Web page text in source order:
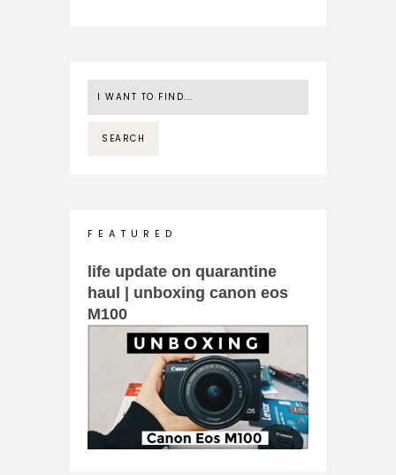
F E A T U R E D
life update on quarantine
haul | unboxing canon eos
M100